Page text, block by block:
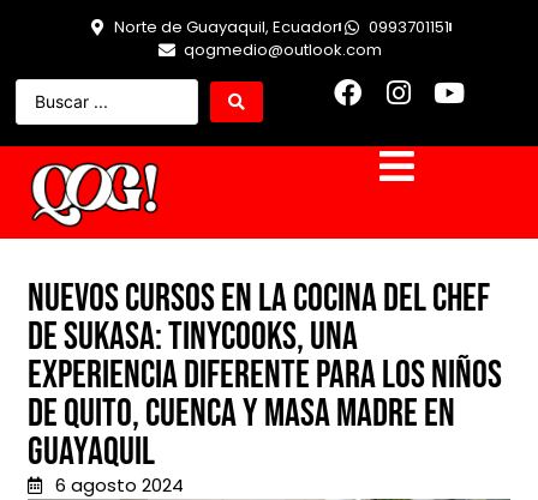
Norte de Guayaquil, Ecuador
0993701151
qogmedio@outlook.com
Nuevos cursos en la cocina del Chef
de Sukasa: Tinycooks, una
experiencia diferente para los niños
de Quito, Cuenca y masa madre en
Guayaquil
6 agosto 2024